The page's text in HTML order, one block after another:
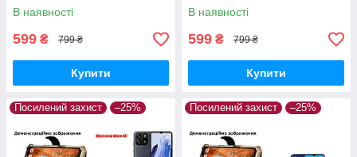
В наявності
599 ₴ 799 ₴
Купити
В наявності
599 ₴ 799 ₴
Купити
Посилений захист –25% Посилений захист –25%